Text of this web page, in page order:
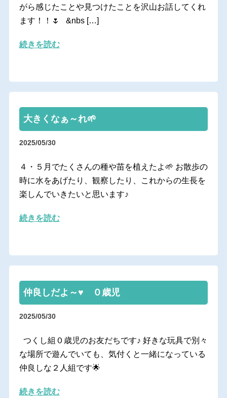
がら感じたことや見つけたことを沢山お話してくれ
ます！！🌷 &nbs […]
続きを読む
大きくなぁ～れ🌱
2025/05/30
４・５月でたくさんの種や苗を植えたよ🌱 お散歩の
時に水をあげたり、観察したり、これからの生長を
楽しんでいきたいと思います♪
続きを読む
仲良しだよ～♥ ０歳児
2025/05/30
つくし組０歳児のお友だちです♪ 好きな玩具で別々
な場所で遊んでいても、気付くと一緒になっている
仲良しな２人組です🌟
続きを読む